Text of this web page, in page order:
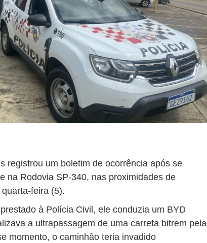
registrou um boletim de ocorrência após se
na Rodovia SP-340, nas proximidades de
feira (5).
à Polícia Civil, ele conduzia um BYD
a ultrapassagem de uma carreta bitrem pela
momento, o caminhão teria invadido